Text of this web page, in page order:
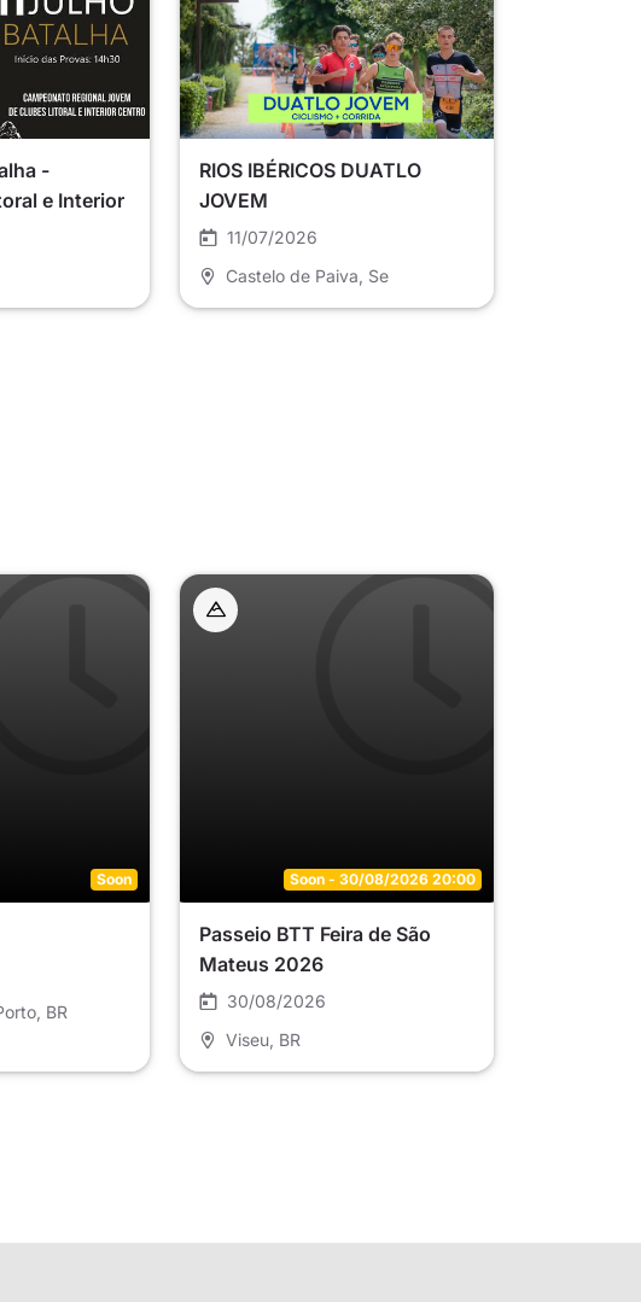
-
e Interior
RIOS IBÉRICOS DUATLO
JOVEM
11/07/2026
Castelo de Paiva , Se
Soon
, BR
Soon - 30/08/2026 20:00
Passeio BTT Feira de São
Mateus 2026
30/08/2026
Viseu , BR